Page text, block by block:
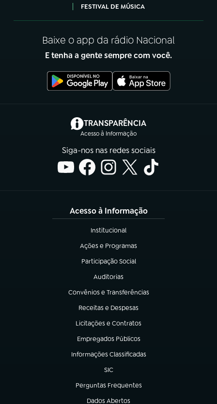
FESTIVAL DE MÚSICA
Baixe o app da rádio Nacional
E tenha a gente sempre com você.
TRANSPARÊNCIA
Acesso à Informação
(abre em nova aba)
Siga-nos nas redes sociais
Acesso à Informação
Institucional
(abre em nova aba)
Ações e Programas
(abre em nova aba)
Participação Social
(abre em nova aba)
Auditorias
(abre em nova aba)
Convênios e Transferências
(abre em nova aba)
Receitas e Despesas
(abre em nova aba)
Licitações e Contratos
(abre em nova aba)
Empregados Públicos
(abre em nova aba)
Informações Classificadas
(abre em nova aba)
SIC
(abre em nova aba)
Perguntas Frequentes
(abre em nova aba)
Dados Abertos